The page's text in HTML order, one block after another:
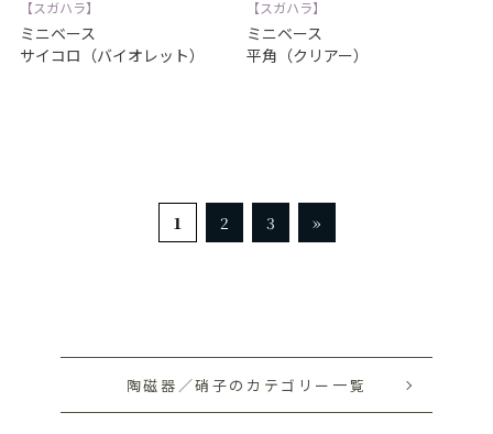
【スガハラ】
ミニベース
サイコロ（バイオレット）
【スガハラ】
ミニベース
平角（クリアー）
1 2 3 »
陶磁器／硝子のカテゴリー一覧